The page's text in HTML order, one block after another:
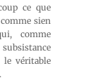
ce que
sien
comme
le véritable